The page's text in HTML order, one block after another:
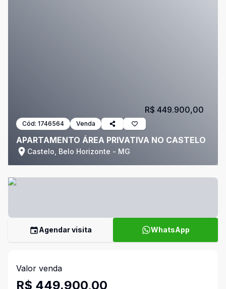
Cód: 1746564 Venda
APARTAMENTO ÁREA PRIVATIVA NO CASTELO
Castelo, Belo Horizonte - MG
R$ 449.900,00
Agendar visita WhatsApp
Valor venda
R$ 449.900,00